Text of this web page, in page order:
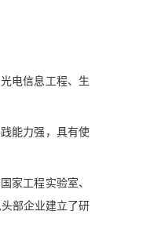
电信息工程、生
能力强，具有使
家工程实验室、
部企业建立了研